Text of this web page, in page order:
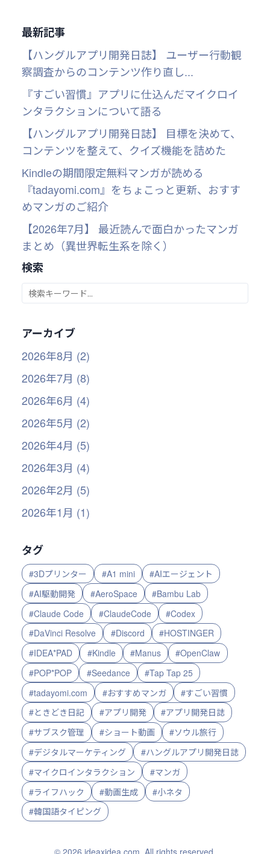
最新記事
【ハングルアプリ開発日誌】 ユーザー行動観
察調査からのコンテンツ作り直し...
『すごい習慣』アプリに仕込んだマイクロイ
ンタラクションについて語る
【ハングルアプリ開発日誌】 目標を決めて、
コンテンツを整えて、クイズ機能を詰めた
Kindleの期間限定無料マンガが読める
『tadayomi.com』をちょこっと更新、おすす
めマンガのご紹介
【2026年7月】 最近読んで面白かったマンガ
まとめ（異世界転生系を除く）
検索
アーカイブ
2026年8月 (2)
2026年7月 (8)
2026年6月 (4)
2026年5月 (2)
2026年4月 (5)
2026年3月 (4)
2026年2月 (5)
2026年1月 (1)
タグ
#3Dプリンター #A1 mini
#AIエージェント
#AI駆動開発
#AeroSpace
#Bambu Lab
#Claude Code
#ClaudeCode
#Codex
#DaVinci Resolve
#Discord
#HOSTINGER
#IDEA*PAD
#Kindle #Manus
#OpenClaw
#POP*POP
#Seedance
#Tap Tap 25
#tadayomi.com
#おすすめマンガ
#すごい習慣
#ときどき日記
#アプリ開発
#アプリ開発日誌
#サブスク管理
#ショート動画
#ソウル旅行
#デジタルマーケティング
#ハングルアプリ開発日誌
#マイクロインタラクション
#マンガ
#ライフハック
#動画生成
#小ネタ
#韓国語タイピング
© 2026 ideaxidea.com. All rights reserved.